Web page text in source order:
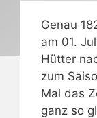
Genau
am 01.
Hütter
zum
Mal das
ganz so